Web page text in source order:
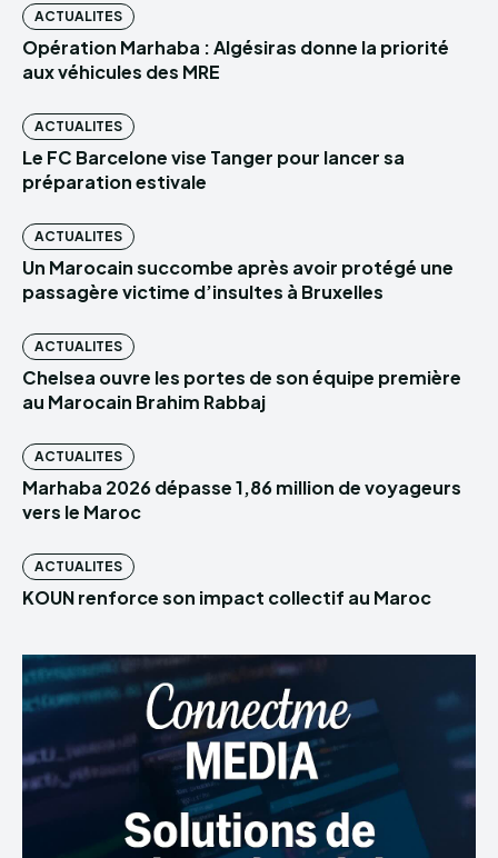
ACTUALITES
Opération Marhaba : Algésiras donne la priorité
aux véhicules des MRE
ACTUALITES
Le FC Barcelone vise Tanger pour lancer sa
préparation estivale
ACTUALITES
Un Marocain succombe après avoir protégé une
passagère victime d’insultes à Bruxelles
ACTUALITES
Chelsea ouvre les portes de son équipe première
au Marocain Brahim Rabbaj
ACTUALITES
Marhaba 2026 dépasse 1,86 million de voyageurs
vers le Maroc
ACTUALITES
KOUN renforce son impact collectif au Maroc